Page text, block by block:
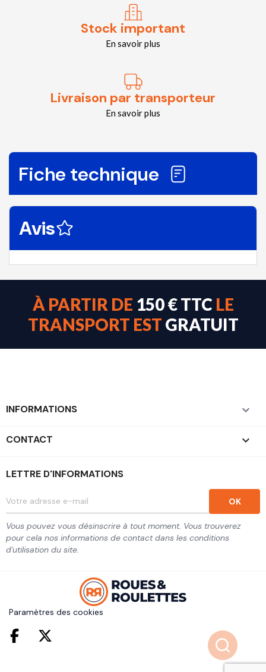
Stock important
En savoir plus
Livraison par transporteur
En savoir plus
Fiche technique
Avis
À PARTIR DE 150 € TTC LE
TRANSPORT EST GRATUIT
INFORMATIONS 
CONTACT keyboard_arrow_down
LETTRE D'INFORMATIONS
Vous pouvez vous désinscrire à tout moment. Vous trouverez
pour cela nos informations de contact dans les conditions
d'utilisation du site.
Paramètres des cookies
Facebook